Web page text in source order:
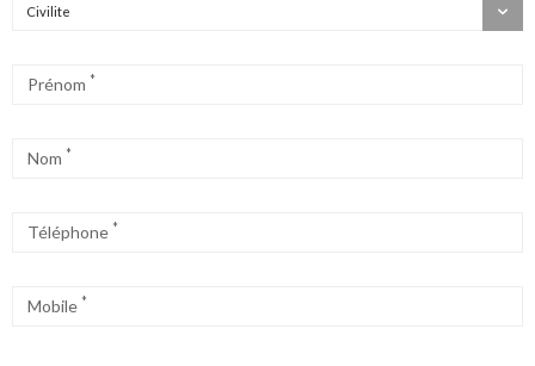
Civilite
Prénom *
Nom *
Téléphone *
Mobile *